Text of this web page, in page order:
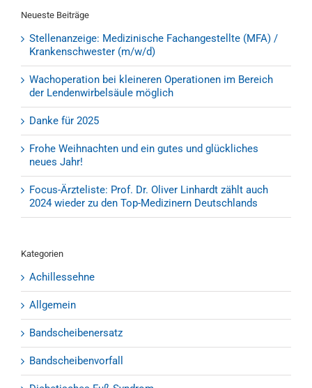
Neueste Beiträge
Stellenanzeige: Medizinische Fachangestellte (MFA) /
Krankenschwester (m/w/d)
Wachoperation bei kleineren Operationen im Bereich
der Lendenwirbelsäule möglich
Danke für 2025
Frohe Weihnachten und ein gutes und glückliches
neues Jahr!
Focus-Ärzteliste: Prof. Dr. Oliver Linhardt zählt auch
2024 wieder zu den Top-Medizinern Deutschlands
Kategorien
Achillessehne
Allgemein
Bandscheibenersatz
Bandscheibenvorfall